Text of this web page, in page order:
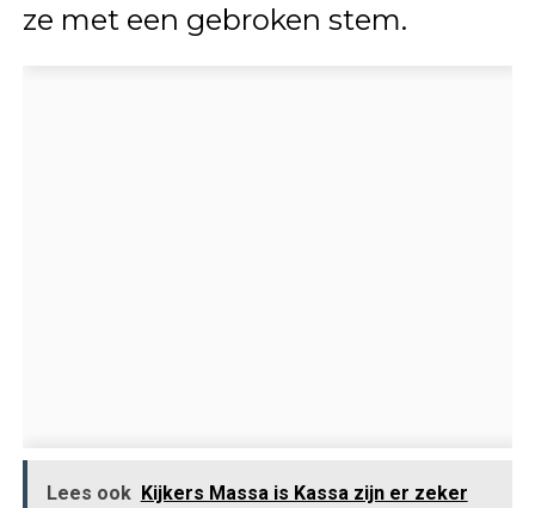
ze met een gebroken stem.
Lees ook Kijkers Massa is Kassa zijn er zeker